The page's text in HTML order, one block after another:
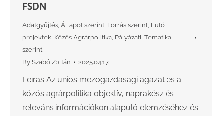
FSDN
Adatgyűjtés, Állapot szerint, Forrás szerint, Futó
projektek, Közös Agrárpolitika, Pályázati, Tematika
szerint
By Szabó Zoltán 2025.04.17.
Leírás Az uniós mezőgazdasági ágazat és a
közös agrárpolitika objektív, naprakész és
releváns információkon alapuló elemzéséhez és